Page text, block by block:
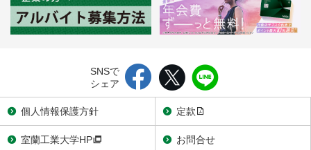
SNSで
シェア
個人情報保護方針
定款
室蘭工業大学HP お問合せ